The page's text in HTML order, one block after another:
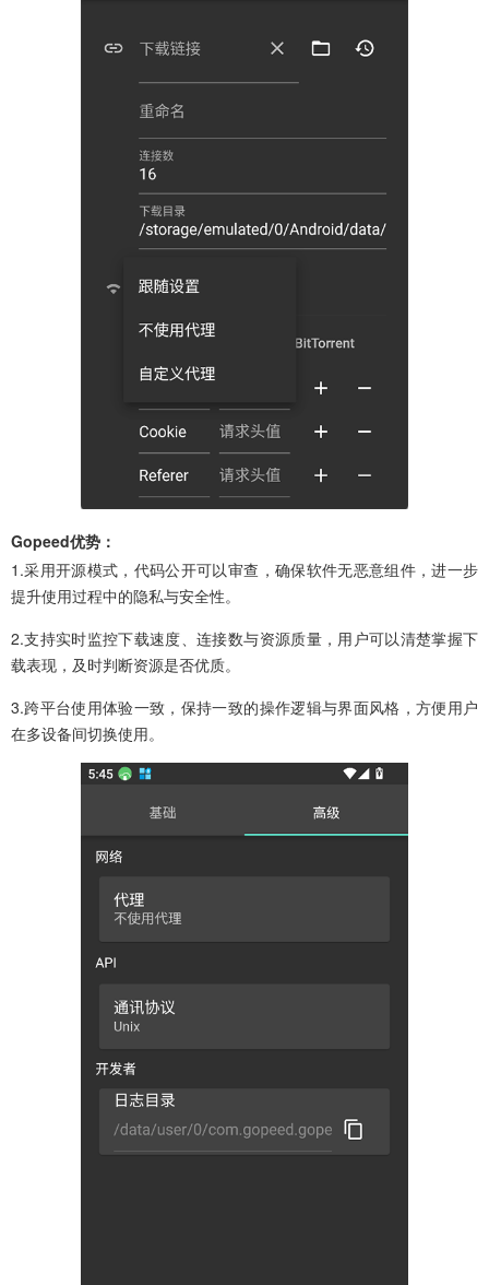
Gopeed优势：
1.采用开源模式，代码公开可以审查，确保软件无恶意组件，进一步
提升使用过程中的隐私与安全性。
2.支持实时监控下载速度、连接数与资源质量，用户可以清楚掌握下
载表现，及时判断资源是否优质。
3.跨平台使用体验一致，保持一致的操作逻辑与界面风格，方便用户
在多设备间切换使用。